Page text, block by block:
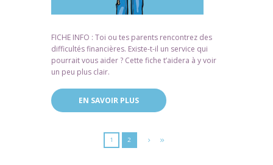
FICHE INFO : Toi ou tes parents rencontrez des
difficultés financières. Existe-t-il un service qui
pourrait vous aider ? Cette fiche t’aidera à y voir
un peu plus clair.
EN SAVOIR PLUS
1 2